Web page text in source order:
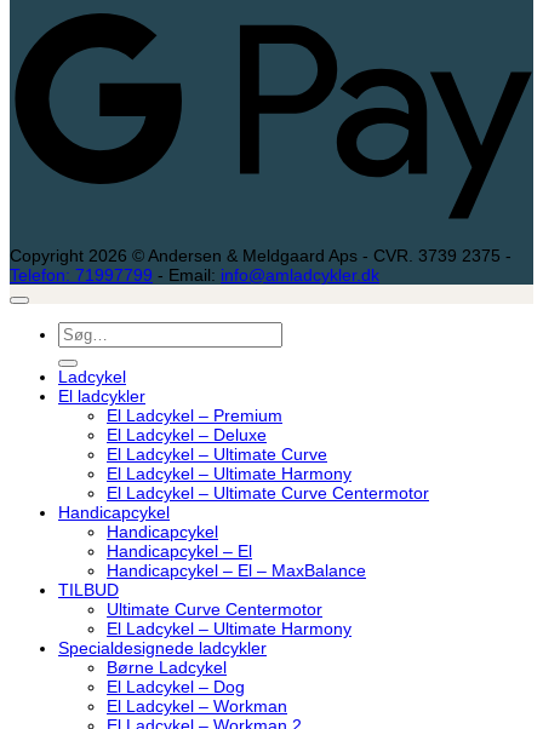
Copyright 2026 © Andersen & Meldgaard Aps - CVR. 3739 2375 -
Telefon: 71997799 - Email: info@amladcykler.dk
Søg
efter:
Ladcykel
El ladcykler
El Ladcykel – Premium
El Ladcykel – Deluxe
El Ladcykel – Ultimate Curve
El Ladcykel – Ultimate Harmony
El Ladcykel – Ultimate Curve Centermotor
Handicapcykel
Handicapcykel
Handicapcykel – El
Handicapcykel – El – MaxBalance
TILBUD
Ultimate Curve Centermotor
El Ladcykel – Ultimate Harmony
Specialdesignede ladcykler
Børne Ladcykel
El Ladcykel – Dog
El Ladcykel – Workman